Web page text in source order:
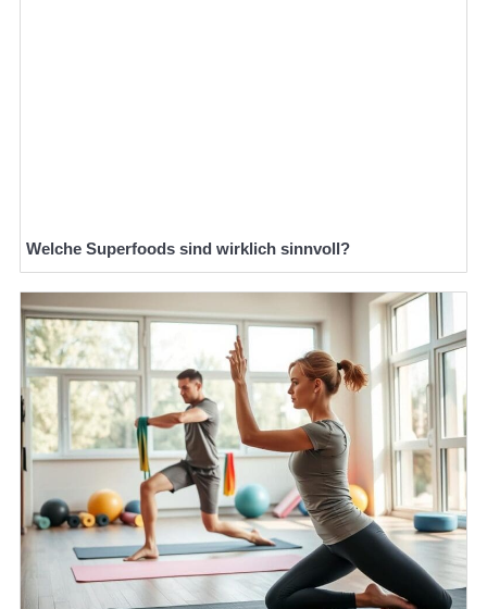
Welche Superfoods sind wirklich sinnvoll?